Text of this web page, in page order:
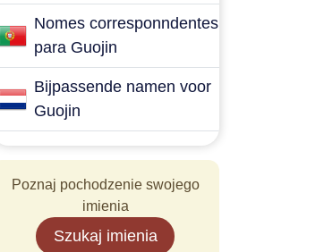
Nomes corresponndentes
para Guojin
Bijpassende namen voor
Guojin
Poznaj pochodzenie swojego
imienia
Szukaj imienia